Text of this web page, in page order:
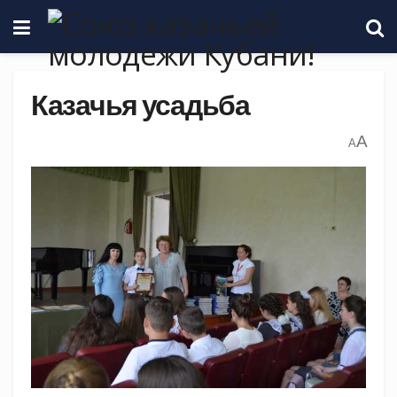
Казачья усадьба
AA